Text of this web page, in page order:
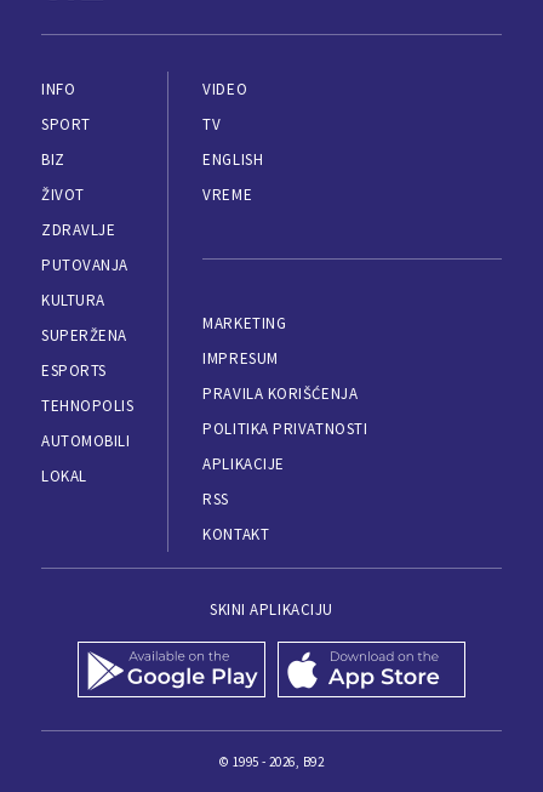
INFO
SPORT
BIZ
ŽIVOT
ZDRAVLJE
PUTOVANJA
KULTURA
SUPERŽENA
ESPORTS
TEHNOPOLIS
AUTOMOBILI
LOKAL
VIDEO
TV
ENGLISH
VREME
MARKETING
IMPRESUM
PRAVILA KORIŠĆENJA
POLITIKA PRIVATNOSTI
APLIKACIJE
RSS
KONTAKT
SKINI APLIKACIJU
© 1995 - 2026, B92